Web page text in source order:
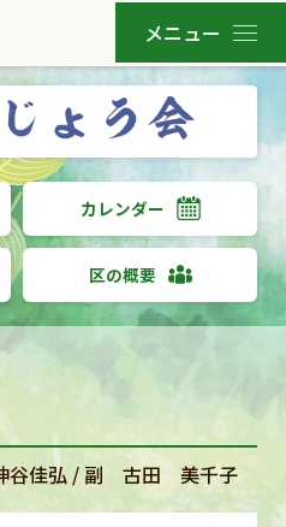
カレンダー
区の概要
谷佳弘 / 副 古田 美千子